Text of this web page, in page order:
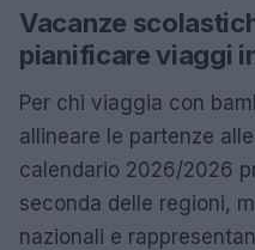
Vacanze
pianificare viaggi
Per chi viaggia con
allineare le partenze alle
calendario 2026/2026
seconda delle regioni,
nazionali e